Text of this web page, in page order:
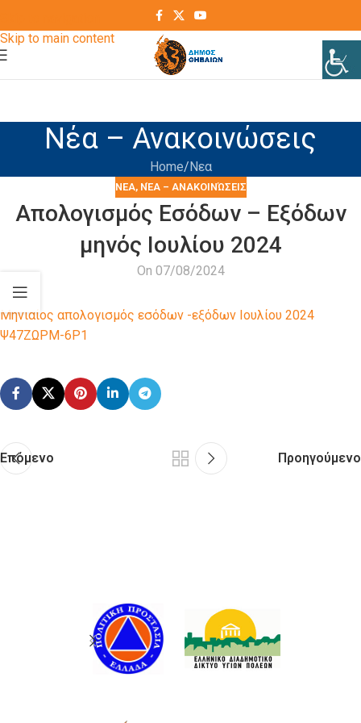
Skip to main content
Νέα – Ανακοινώσεις
Home Νεα
ΝΕΑ, ΝΈΑ – ΑΝΑΚΟΙΝΏΣΕΙΣ
Απολογισμός Εσόδων – Εξόδων
μηνός Ιουλίου 2024
On 07/08/2024
Μηνιαίος απολογισμός εσόδων -εξόδων Ιουλίου 2024
Ψ47ΖΩΡΜ-6Ρ1
Επόμενο Προηγούμενο